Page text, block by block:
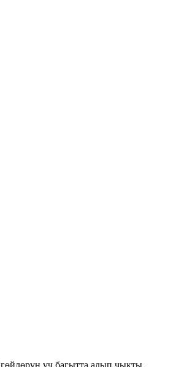
үч багытта алып чыкты.